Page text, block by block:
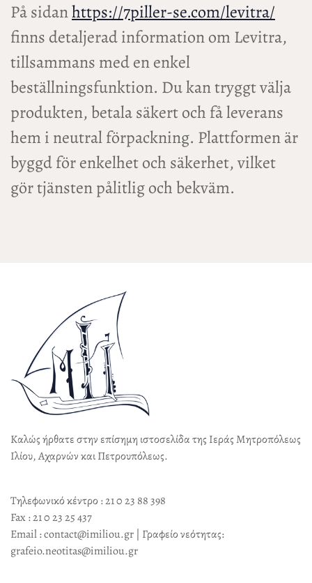
På sidanhttps://7piller-se.com/levitra/
finns detaljerad information om Levitra,
tillsammans med en enkel
beställningsfunktion. Du kan tryggt välja
produkten, betala säkert och få leverans
hem i neutral förpackning. Plattformen är
byggd för enkelhet och säkerhet, vilket
gör tjänsten pålitlig och bekväm.
Καλώς ήρθατε στην επίσημη ιστοσελίδα της Ιεράς Μητροπόλεως
Ιλίου, Αχαρνών και Πετρουπόλεως.
Τηλεφωνικό κέντρο : 21 0 23 88 398
Fax : 21 0 23 25 437
Email : contact@imiliou.gr | Γραφείο νεότητας:
grafeio.neotitas@imiliou.gr